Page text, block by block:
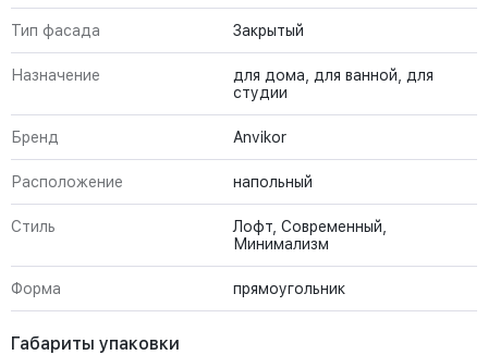
Тип фасада Закрытый
Назначение
для дома, для ванной, для
студии
Бренд Anvikor
Расположение напольный
Стиль
Лофт, Современный,
Минимализм
Форма прямоугольник
Габариты упаковки